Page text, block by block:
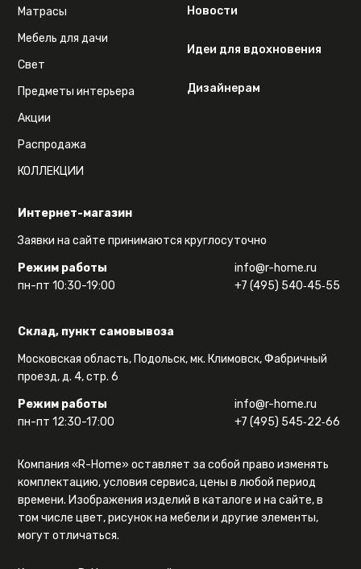
Интернет-магазин
Заявки на сайте принимаются круглосуточно
Режим работы
пн-пт 10:30-19:00
info@r-home.ru
+7 (495) 540‑45‑55
Склад, пункт самовывоза
Московская область, Подольск, мк. Климовск, Фабричный
проезд, д. 4, стр. 6
Режим работы
пн-пт 12:30-17:00
info@r-home.ru
+7 (495) 545‑22‑66
Матрасы
Мебель для дачи
Свет
Предметы интерьера
Акции
Распродажа
КОЛЛЕКЦИИ
Новости
Идеи для вдохновения
Дизайнерам
Компания «R-Home» оставляет за собой право изменять
комплектацию, условия сервиса, цены в любой период
времени. Изображения изделий в каталоге и на сайте, в
том числе цвет, рисунок на мебели и другие элементы,
могут отличаться.